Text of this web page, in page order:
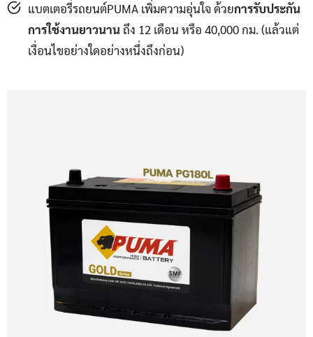
แบตเตอรี่รถยนต์PUMA เพิ่มความอุ่นใจ ด้วยการรับประกัน
การใช้งานยาวนานถึง 12 เดือน หรือ 40,000 กม. (แล้วแต่
เงื่อนไขอย่างใดอย่างหนึ่งถึงก่อน)